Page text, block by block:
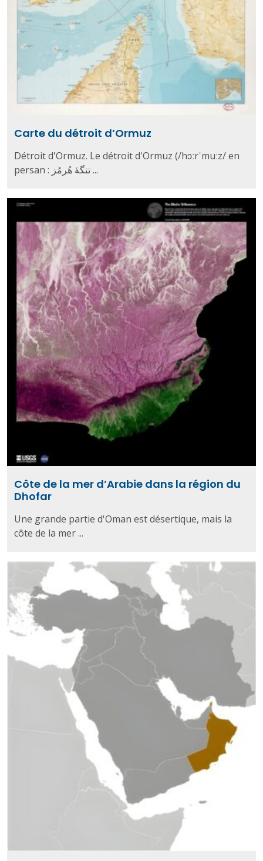
Carte du détroit d’Ormuz
Détroit d'Ormuz. Le détroit d'Ormuz (/hɔːrˈmuːz/ en
persan : تنگهٔ هُرمُز ...
Côte de la mer d’Arabie dans la région du
Dhofar
Une grande partie d'Oman est désertique, mais la
côte de la mer ...